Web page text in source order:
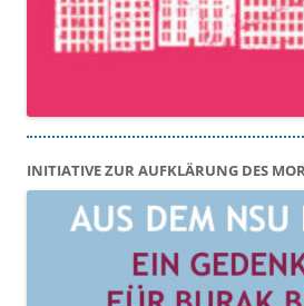
INITIATIVE ZUR AUFKLÄRUNG DES